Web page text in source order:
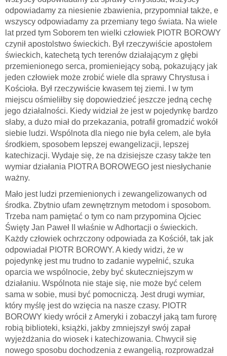
odpowiadamy za niesienie zbawienia, przypomniał także, e
wszyscy odpowiadamy za przemiany tego świata. Na wiele
lat przed tym Soborem ten wielki człowiek PIOTR BOROWY
czynił apostolstwo świeckich. Był rzeczywiście apostołem
świeckich, katechetą tych terenów działającym z głębi
przemienionego serca, promieniejący sobą, pokazujący jak
jeden człowiek może zrobić wiele dla sprawy Chrystusa i
Kościoła. Był rzeczywiście kwasem tej ziemi. I w tym
miejscu ośmieliłby się dopowiedzieć jeszcze jedną cechę
jego działalności. Kiedy widział że jest w pojedynkę bardzo
słaby, a dużo miał do przekazania, potrafił gromadzić wokół
siebie ludzi. Wspólnota dla niego nie była celem, ale była
środkiem, sposobem lepszej ewangelizacji, lepszej
katechizacji. Wydaje się, że na dzisiejsze czasy także ten
wymiar działania PIOTRA BOROWEGO jest niesłychanie
ważny.
Mało jest ludzi przemienionych i zewangelizowanych od
środka. Zbytnio ufam zewnętrznym metodom i sposobom.
Trzeba nam pamiętać o tym co nam przypomina Ojciec
Święty Jan Paweł II właśnie w Adhortacji o świeckich.
Każdy człowiek ochrzczony odpowiada za Kościół, tak jak
odpowiadał PIOTR BOROWY. A kiedy widzi, że w
pojedynkę jest mu trudno to zadanie wypełnić, szuka
oparcia we wspólnocie, żeby być skuteczniejszym w
działaniu. Wspólnota nie staje się, nie może być celem
sama w sobie, musi być pomocniczą. Jest drugi wymiar,
który myślę jest do wzięcia na nasze czasy. PIOTR
BOROWY kiedy wrócił z Ameryki i zobaczył jaką tam furorę
robią biblioteki, książki, jakby zmniejszył swój zapał
wyjeżdżania do wiosek i katechizowania. Chwycił się
nowego sposobu dochodzenia z ewangelią, rozprowadzał